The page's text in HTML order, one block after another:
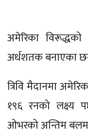
अमेरिका
अर्धशतक बनाएका
त्रिवि मैदानमा
१९६ रनको लक्ष्य
ओभरको अन्तिम